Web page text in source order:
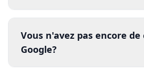
Vous n'avez pas encore
Google?